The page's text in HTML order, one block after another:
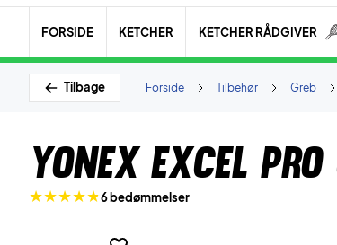
FORSIDE KETCHER KETCHER RÅDGIVER
Tilbage Greb
Tilbehør
Forside
Yonex Excel
6 bedømmelser